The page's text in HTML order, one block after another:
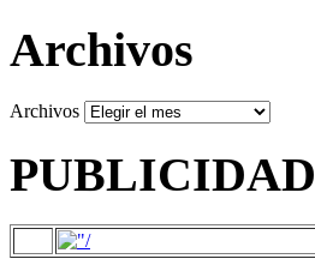
Archivos
Archivos
PUBLICIDAD